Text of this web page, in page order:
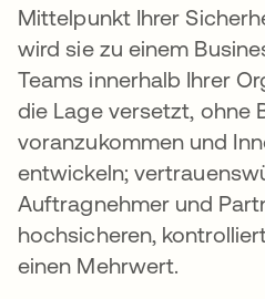
Mittelpunkt Ihrer
wird sie zu einem
Teams innerhalb Ihrer
die Lage versetzt, ohne
voranzukommen und
entwickeln;
Auftragnehmer und
hochsicheren,
einen Mehrwert.